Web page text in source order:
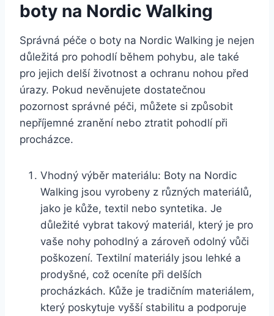
boty na Nordic ​Walking
Správná⁢ péče o boty na Nordic Walking je​ nejen
​důležitá pro pohodlí během pohybu, ale také
pro jejich ‌delší⁤ životnost a ochranu nohou ⁢před
úrazy. Pokud nevěnujete dostatečnou⁢
pozornost správné péči, můžete si způsobit
nepříjemné zranění nebo ztratit pohodlí při‍
procházce.
Vhodný výběr⁣ materiálu: Boty⁢ na‌ Nordic
Walking jsou vyrobeny z různých materiálů,
jako je kůže, textil nebo syntetika. Je
důležité vybrat takový‍ materiál, ‍který je pro
vaše⁢ nohy pohodlný a zároveň odolný vůči
‌poškození. ⁤Textilní materiály jsou lehké a
⁤prodyšné, což oceníte při delších
⁢procházkách. Kůže je ⁣tradičním ​materiálem,
který⁤ poskytuje vyšší stabilitu a podporuje